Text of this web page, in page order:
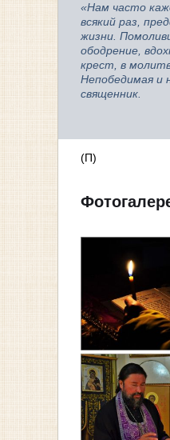
«Нам часто
всякий раз,
жизни.
ободрение,
крест, в
Непобедимая и
священник.
(П)